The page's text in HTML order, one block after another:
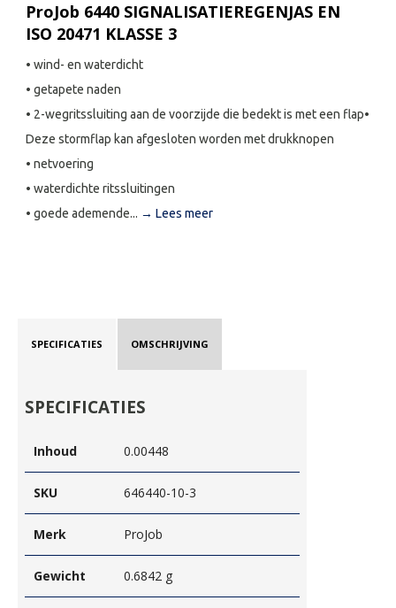
ProJob 6440 SIGNALISATIEREGENJAS EN
ISO 20471 KLASSE 3
• wind- en waterdicht
• getapete naden
• 2-wegritssluiting aan de voorzijde die bedekt is met een flap•
Deze stormflap kan afgesloten worden met drukknopen
• netvoering
• waterdichte ritssluitingen
• goede ademende... → Lees meer
SPECIFICATIES OMSCHRIJVING
SPECIFICATIES
Inhoud 0.00448
SKU 646440-10-3
Merk ProJob
Gewicht 0.6842 g